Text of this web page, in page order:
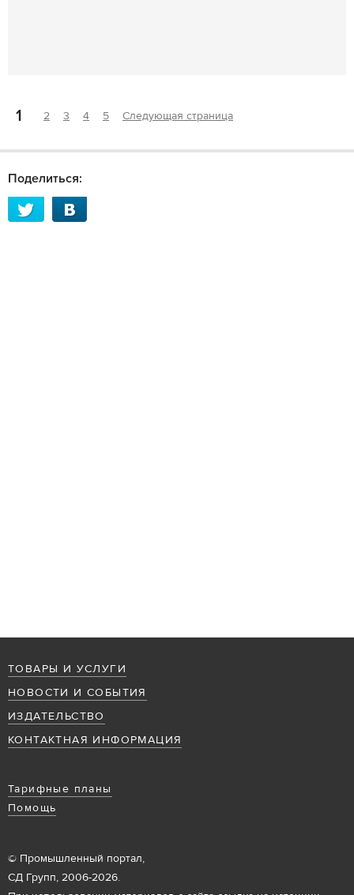
1 2 3 4 5 Следующая страница
Поделиться:
ТОВАРЫ И УСЛУГИ
НОВОСТИ И СОБЫТИЯ
ИЗДАТЕЛЬСТВО
КОНТАКТНАЯ ИНФОРМАЦИЯ
Тарифные планы
Помощь
© Промышленный портал,
СД Групп, 2006-2026.